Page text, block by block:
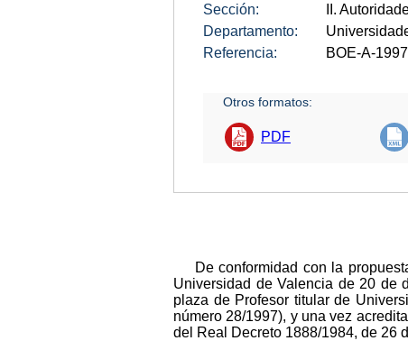
Sección:
II.
Departamento:
Referencia:
BOE-A-
Otros formatos:
PDF
De conformidad con la
Universidad de Valencia de 20 de
plaza de Profesor titular de
número 28/1997), y una vez
del Real Decreto 1888/1984, de 26